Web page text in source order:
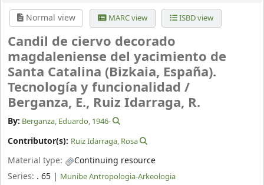
Normal view MARC view ISBD view
Candil de ciervo decorado
magdaleniense del yacimiento de
Santa Catalina (Bizkaia, España).
Tecnología y funcionalidad /
Berganza, E., Ruiz Idarraga, R.
By: Berganza, Eduardo, 1946-
Contributor(s): Ruiz Idarraga, Rosa
Material type:
Continuing resource
Series: . 65 | Munibe Antropologia-Arkeologia